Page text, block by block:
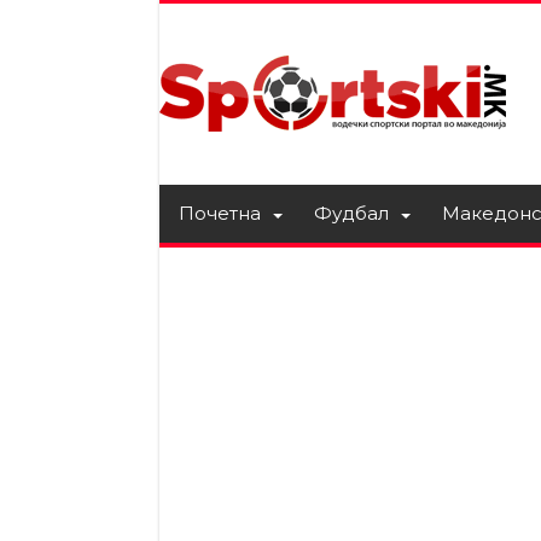
Почетна Фудбал